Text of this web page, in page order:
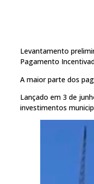
Levantamento
Pagamento
A maior parte dos
Lançado em 3 de
investimentos